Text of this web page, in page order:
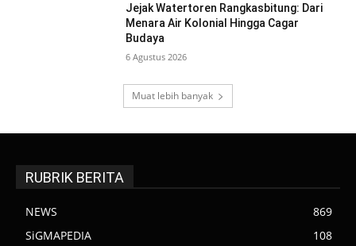
Jejak Watertoren Rangkasbitung: Dari
Menara Air Kolonial Hingga Cagar
Budaya
6 Agustus 2026
Muat lebih banyak
RUBRIK BERITA
NEWS
869
SiGMAPEDIA
108